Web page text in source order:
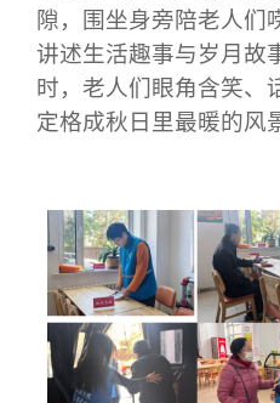
隙，围坐身旁陪老人们
讲述生活趣事与岁月故
时，老人们眼角含笑、
定格成秋日里最暖的风